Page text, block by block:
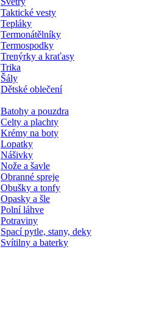
Taktické vesty
Tepláky
Termonátělníky
Termospodky
Trenýrky a kraťasy
Trika
Šály
Dětské oblečení
Batohy a pouzdra
Celty a plachty
Krémy na boty
Lopatky
Nášivky
Nože a šavle
Obranné spreje
Obušky a tonfy
Opasky a šle
Polní láhve
Potraviny
Spací pytle, stany, deky
Svítilny a baterky